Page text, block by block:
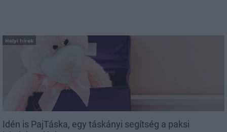
Helyi hírek
Idén is PajTáska, egy táskányi segítség a paksi